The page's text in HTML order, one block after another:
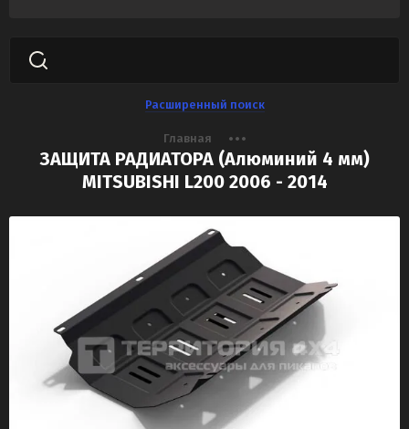
Расширенный поиск
Главная
ЗАЩИТА РАДИАТОРА (Алюминий 4 мм)
MITSUBISHI L200 2006 - 2014